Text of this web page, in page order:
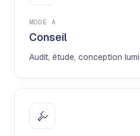
MODE A
Conseil
Audit, étude, conception